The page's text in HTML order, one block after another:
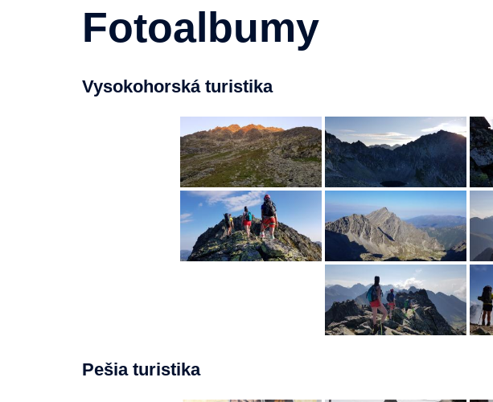
Fotoalbumy
Vysokohorská turistika
Pešia turistika